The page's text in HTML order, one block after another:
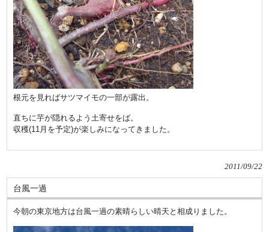
根元を見ればサツマイモの一部が露出。
直ちに芋が隠れるよう土寄せをば。
収穫(11月を予定)が楽しみになってきました。
2011/09/22
台風一過
今朝の東京地方は台風一過の素晴らしい晴天と相成りました。